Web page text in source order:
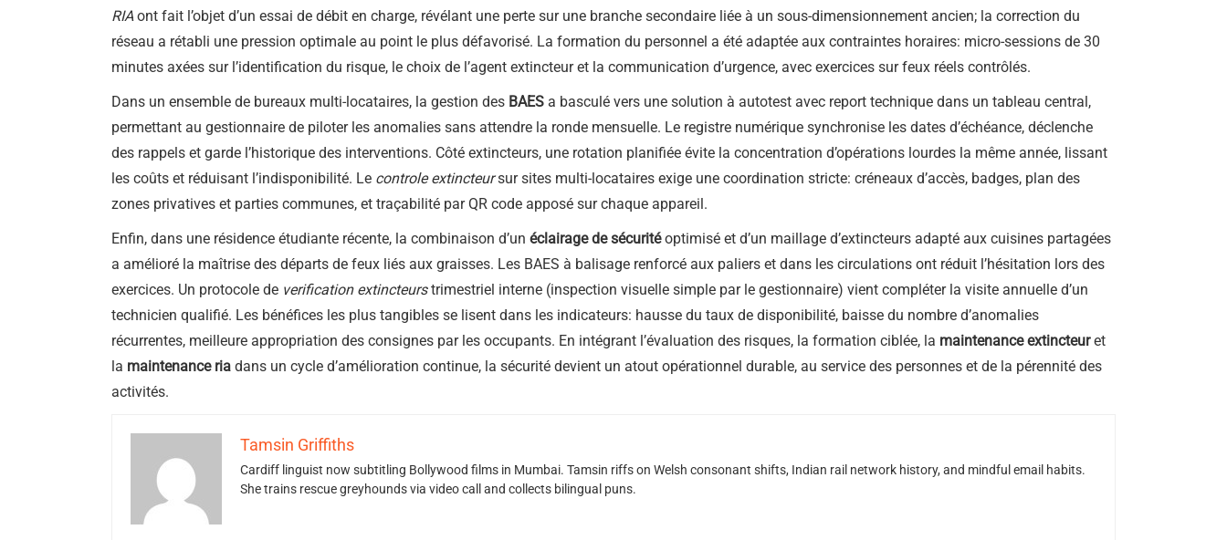
RIAont fait l’objet d’un essai de débit en charge, révélant une perte sur une branche secondaire liée à un sous-dimensionnement ancien; la correction du
réseau a rétabli une pression optimale au point le plus défavorisé. La formation du personnel a été adaptée aux contraintes horaires: micro-sessions de 30
minutes axées sur l’identification du risque, le choix de l’agent extincteur et la communication d’urgence, avec exercices sur feux réels contrôlés.
Dans un ensemble de bureaux multi-locataires, la gestion des BAES a basculé vers une solution à autotest avec report technique dans un tableau central,
permettant au gestionnaire de piloter les anomalies sans attendre la ronde mensuelle. Le registre numérique synchronise les dates d’échéance, déclenche
des rappels et garde l’historique des interventions. Côté extincteurs, une rotation planifiée évite la concentration d’opérations lourdes la même année, lissant
les coûts et réduisant l’indisponibilité. Le controle extincteursur sites multi-locataires exige une coordination stricte: créneaux d’accès, badges, plan des
zones privatives et parties communes, et traçabilité par QR code apposé sur chaque appareil.
Enfin, dans une résidence étudiante récente, la combinaison d’un éclairage de sécuritéoptimisé et d’un maillage d’extincteurs adapté aux cuisines partagées
a amélioré la maîtrise des départs de feux liés aux graisses. Les BAES à balisage renforcé aux paliers et dans les circulations ont réduit l’hésitation lors des
exercices. Un protocole de verification extincteurstrimestriel interne (inspection visuelle simple par le gestionnaire) vient compléter la visite annuelle d’un
technicien qualifié. Les bénéfices les plus tangibles se lisent dans les indicateurs: hausse du taux de disponibilité, baisse du nombre d’anomalies
récurrentes, meilleure appropriation des consignes par les occupants. En intégrant l’évaluation des risques, la formation ciblée, la maintenance extincteuret
la maintenance ria dans un cycle d’amélioration continue, la sécurité devient un atout opérationnel durable, au service des personnes et de la pérennité des
activités.
Tamsin Griffiths
Cardiff linguist now subtitling Bollywood films in Mumbai. Tamsin riffs on Welsh consonant shifts, Indian rail network history, and mindful email habits.
She trains rescue greyhounds via video call and collects bilingual puns.